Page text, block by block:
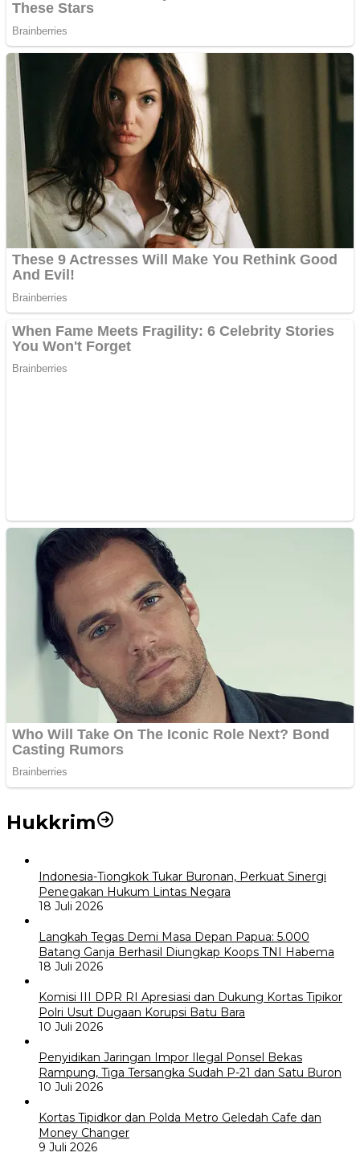
Hukkrim
Indonesia-Tiongkok Tukar Buronan, Perkuat Sinergi
Penegakan Hukum Lintas Negara
18 Juli 2026
Langkah Tegas Demi Masa Depan Papua: 5.000
Batang Ganja Berhasil Diungkap Koops TNI Habema
18 Juli 2026
Komisi III DPR RI Apresiasi dan Dukung Kortas Tipikor
Polri Usut Dugaan Korupsi Batu Bara
10 Juli 2026
Penyidikan Jaringan Impor Ilegal Ponsel Bekas
Rampung, Tiga Tersangka Sudah P-21 dan Satu Buron
10 Juli 2026
Kortas Tipidkor dan Polda Metro Geledah Cafe dan
Money Changer
9 Juli 2026